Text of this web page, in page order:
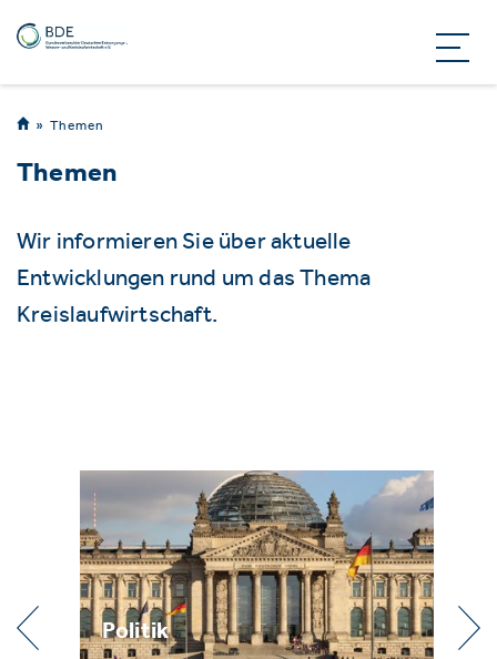
Themen
Themen
Wir informieren Sie über aktuelle
Entwicklungen rund um das Thema
Kreislaufwirtschaft.
Politik